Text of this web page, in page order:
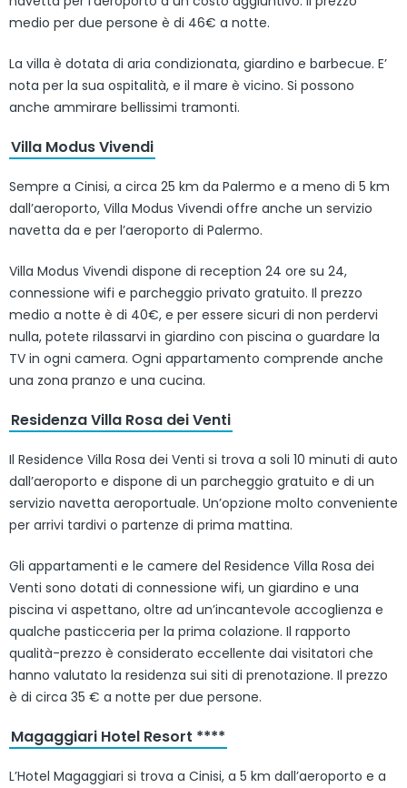
medio per due persone è di 46€ a notte.
La villa è dotata di aria condizionata, giardino e barbecue. E’
nota per la sua ospitalità, e il mare è vicino. Si possono
anche ammirare bellissimi tramonti.
Villa Modus Vivendi
Sempre a Cinisi, a circa 25 km da Palermo e a meno di 5 km
dall’aeroporto, Villa Modus Vivendi offre anche un servizio
navetta da e per l’aeroporto di Palermo.
Villa Modus Vivendi dispone di reception 24 ore su 24,
connessione wifi e parcheggio privato gratuito. Il prezzo
medio a notte è di 40€, e per essere sicuri di non perdervi
nulla, potete rilassarvi in giardino con piscina o guardare la
TV in ogni camera. Ogni appartamento comprende anche
una zona pranzo e una cucina.
Residenza Villa Rosa dei Venti
Il Residence Villa Rosa dei Venti si trova a soli 10 minuti di auto
dall’aeroporto e dispone di un parcheggio gratuito e di un
servizio navetta aeroportuale. Un’opzione molto conveniente
per arrivi tardivi o partenze di prima mattina.
Gli appartamenti e le camere del Residence Villa Rosa dei
Venti sono dotati di connessione wifi, un giardino e una
piscina vi aspettano, oltre ad un’incantevole accoglienza e
qualche pasticceria per la prima colazione. Il rapporto
qualità-prezzo è considerato eccellente dai visitatori che
hanno valutato la residenza sui siti di prenotazione. Il prezzo
è di circa 35 € a notte per due persone.
Magaggiari Hotel Resort ****
L’Hotel Magaggiari si trova a Cinisi, a 5 km dall’aeroporto e a